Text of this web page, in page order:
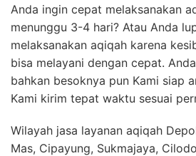
Anda ingin cepat melaksanakan
menunggu 3-4 hari? Atau Anda
melaksanakan aqiqah karena
bisa melayani dengan cepat.
bahkan besoknya pun Kami siap
Kami kirim tepat waktu sesuai
Wilayah jasa layanan aqiqah
Mas, Cipayung, Sukmajaya,